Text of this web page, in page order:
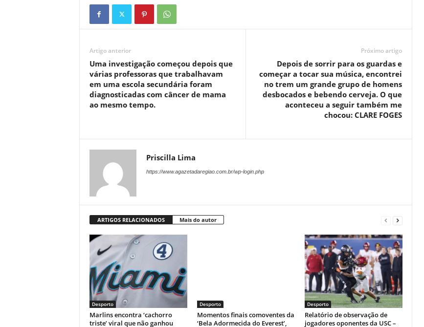
Artigo anterior
Uma investigação começou depois que
várias professoras que trabalhavam
em uma escola secundária foram
diagnosticadas com câncer de mama
ao mesmo tempo.
Próximo artigo
Depois de sorrir para os guardas e
começar a tocar sua música, encontrei
no trem um grande grupo de homens
desbocados e bebendo cerveja. O que
aconteceu a seguir também me
chocou: CLARE FOGES
Priscilla Lima
https://www.agazetadaregiao.com.br/wp-login.php
ARTIGOS RELACIONADOS Mais do autor
Desporto
Marlins encontra ‘cachorro
triste’ viral que não ganhou
Desporto
Momentos finais comoventes da
‘Bela Adormecida do Everest’,
Desporto
Relatório de observação de
jogadores oponentes da USC –